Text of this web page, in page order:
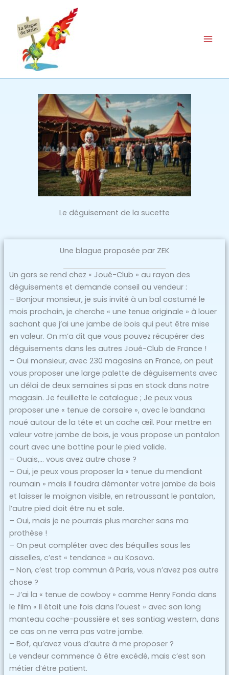
contenu
Le déguisement de la sucette
Une blague proposée par ZEK
Un gars se rend chez « Joué-Club » au rayon des
déguisements et demande conseil au vendeur :
– Bonjour monsieur, je suis invité à un bal costumé le
mois prochain, je cherche « une tenue originale » à louer
sachant que j’ai une jambe de bois qui peut être mise
en valeur. On m’a dit que vous pouvez récupérer des
déguisements dans les autres Joué-Club de France !
– Oui monsieur, avec 230 magasins en France, on peut
vous proposer une large palette de déguisements avec
un délai de deux semaines si pas en stock dans notre
magasin. Je feuillette le catalogue ; Je peux vous
proposer une « tenue de corsaire », avec le bandana
noué autour de la tête et un cache œil. Pour mettre en
valeur votre jambe de bois, je vous propose un pantalon
court avec une bottine pour le pied valide.
– Ouais,… vous avez autre chose ?
– Oui, je peux vous proposer la « tenue du mendiant
roumain » mais il faudra démonter votre jambe de bois
et laisser le moignon visible, en retroussant le pantalon,
l’autre pied doit être nu et sale.
– Oui, mais je ne pourrais plus marcher sans ma
prothèse !
– On peut compléter avec des béquilles sous les
aisselles, c’est « tendance » au Kosovo.
– Non, c’est trop commun à Paris, vous n’avez pas autre
chose ?
– J’ai la « tenue de cowboy » comme Henry Fonda dans
le film « Il était une fois dans l’ouest » avec son long
manteau cache-poussière et ses santiag western, dans
ce cas on ne verra pas votre jambe.
– Bof, qu’avez vous d’autre à me proposer ?
Le vendeur commence à être excédé, mais c’est son
métier d’être patient.